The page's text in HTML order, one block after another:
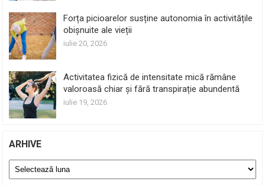
Forța picioarelor susține autonomia în activitățile
obișnuite ale vieții
iulie 20, 2026
Activitatea fizică de intensitate mică rămâne
valoroasă chiar și fără transpirație abundentă
iulie 19, 2026
ARHIVE
Arhive